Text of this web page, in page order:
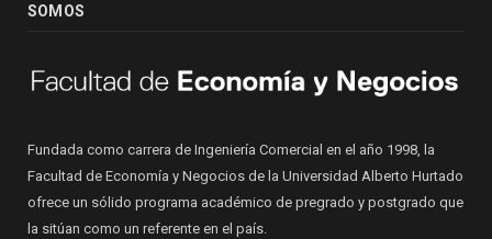
SOMOS
Fundada como carrera de Ingeniería Comercial en el año 1998, la
Facultad de Economía y Negocios de la Universidad Alberto Hurtado
ofrece un sólido programa académico de pregrado y postgrado que
la sitúan como un referente en el país.